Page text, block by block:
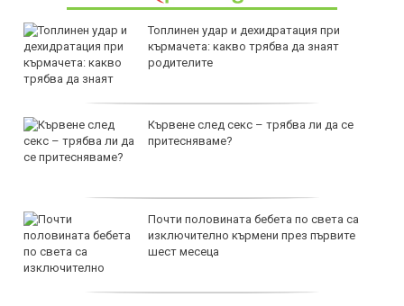
Топлинен удар и дехидратация при
кърмачета: какво трябва да знаят
родителите
Кървене след секс – трябва ли да се
притесняваме?
Почти половината бебета по света са
изключително кърмени през първите
шест месеца